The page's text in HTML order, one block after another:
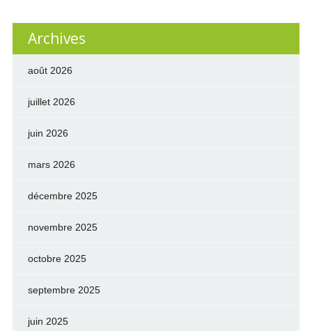
Archives
août 2026
juillet 2026
juin 2026
mars 2026
décembre 2025
novembre 2025
octobre 2025
septembre 2025
juin 2025